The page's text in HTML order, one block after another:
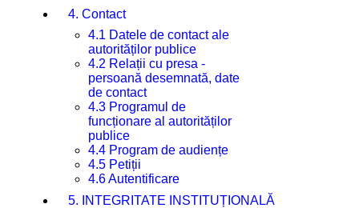
4. Contact
4.1 Datele de contact ale
autorităților publice
4.2 Relații cu presa -
persoană desemnată, date
de contact
4.3 Programul de
funcționare al autorităților
publice
4.4 Program de audiențe
4.5 Petiții
4.6 Autentificare
5. INTEGRITATE INSTITUȚIONALĂ